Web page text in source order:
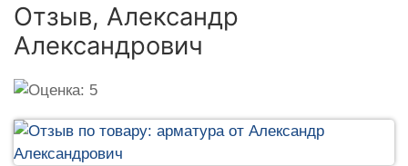
Отзыв, Александр
Александрович